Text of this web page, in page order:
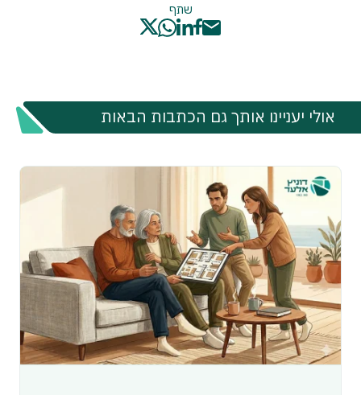
שתף
אולי יעניינו אותך גם הכתבות הבאות